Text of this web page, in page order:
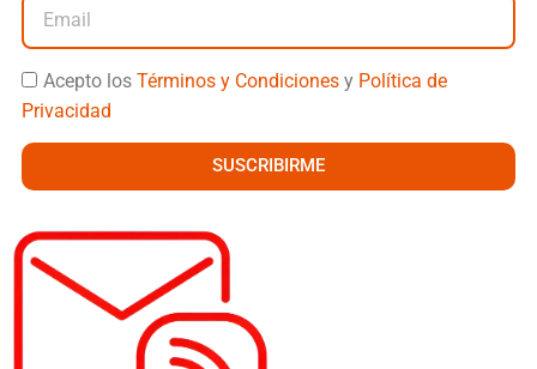
Acepto los Términos y Condicionesy Política de
Privacidad
SUSCRIBIRME